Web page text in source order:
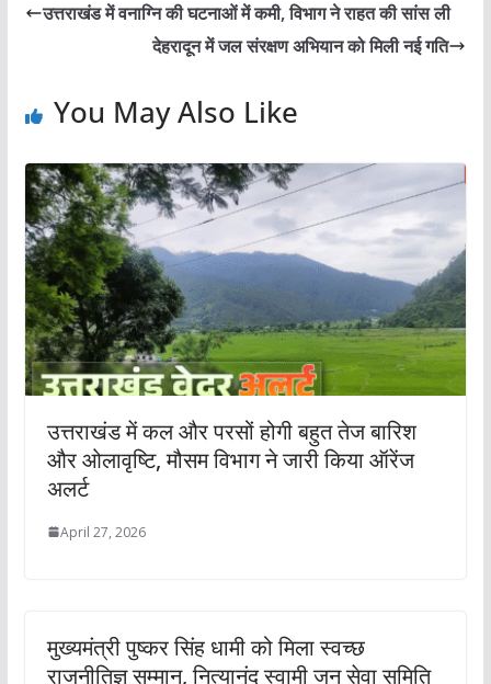
उत्तराखंड में वनाग्नि की घटनाओं में कमी, विभाग ने राहत की सांस ली
देहरादून में जल संरक्षण अभियान को मिली नई गति
You May Also Like
उत्तराखंड में कल और परसों होगी बहुत तेज बारिश
और ओलावृष्टि, मौसम विभाग ने जारी किया ऑरेंज
अलर्ट
April 27, 2026
मुख्यमंत्री पुष्कर सिंह धामी को मिला स्वच्छ
राजनीतिज्ञ सम्मान, नित्यानंद स्वामी जन सेवा समिति